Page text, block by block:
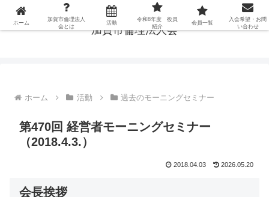
加賀市倫理法人会
ホーム 活動 過去のモーニングセミナー
第470回 経営者モーニングセミナー
（2018.4.3.）
2018.04.03 2026.05.20
会長挨拶
ホーム
加賀市倫理法人
会とは
活動
令和8年度 役員
紹介
会員一覧
入会希望・お問
い合わせ